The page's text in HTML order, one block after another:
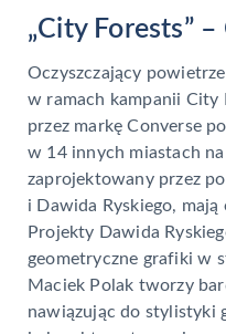
„City Forests”
Oczyszczający
w ramach kampanii City
przez markę Converse
w 14 innych miastach
zaprojektowany przez
i Dawida Ryskiego, mają
Projekty Dawida
geometryczne grafiki w
Maciek Polak tworzy
nawiązując do stylistyki